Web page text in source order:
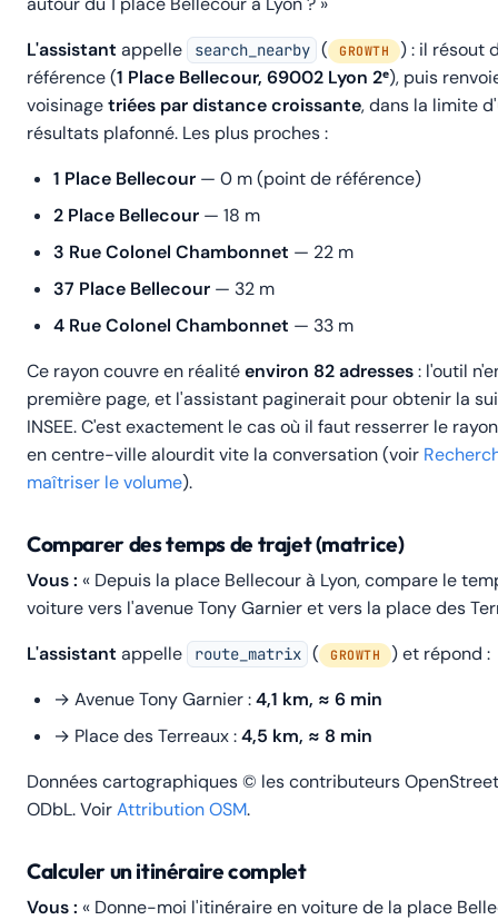
L'assistant appelle search_nearby ( GROWTH
) : il résout
référence (1 Place Bellecour, 69002 Lyon 2ᵉ), puis
voisinagetriées par distance croissante, dans la limite
résultats plafonné. Les plus proches :
1 Place Bellecour — 0 m (point de référence)
2 Place Bellecour — 18 m
3 Rue Colonel Chambonnet — 22 m
37 Place Bellecour — 32 m
4 Rue Colonel Chambonnet — 33 m
Ce rayon couvre en réalitéenviron 82 adresses: l'outil
première page, et l'assistant paginerait pour obtenir la
INSEE.C'est exactement le cas où il faut resserrer le
en centre-ville alourdit vite la conversation (voir
maîtriser le volume).
Comparer des temps de trajet (matrice)
Vous : « Depuis la place Bellecour à Lyon, compare le
voiture vers l'avenue Tony Garnier et vers la place des
L'assistant appelle route_matrix ( GROWTH
) et répond :
→ Avenue Tony Garnier :4,1 km, ≈ 6 min
→ Place des Terreaux :4,5 km, ≈ 8 min
Données cartographiques © les contributeurs
ODbL.VoirAttribution OSM.
Calculer un itinéraire complet
Vous : « Donne-moi l'itinéraire en voiture de la place